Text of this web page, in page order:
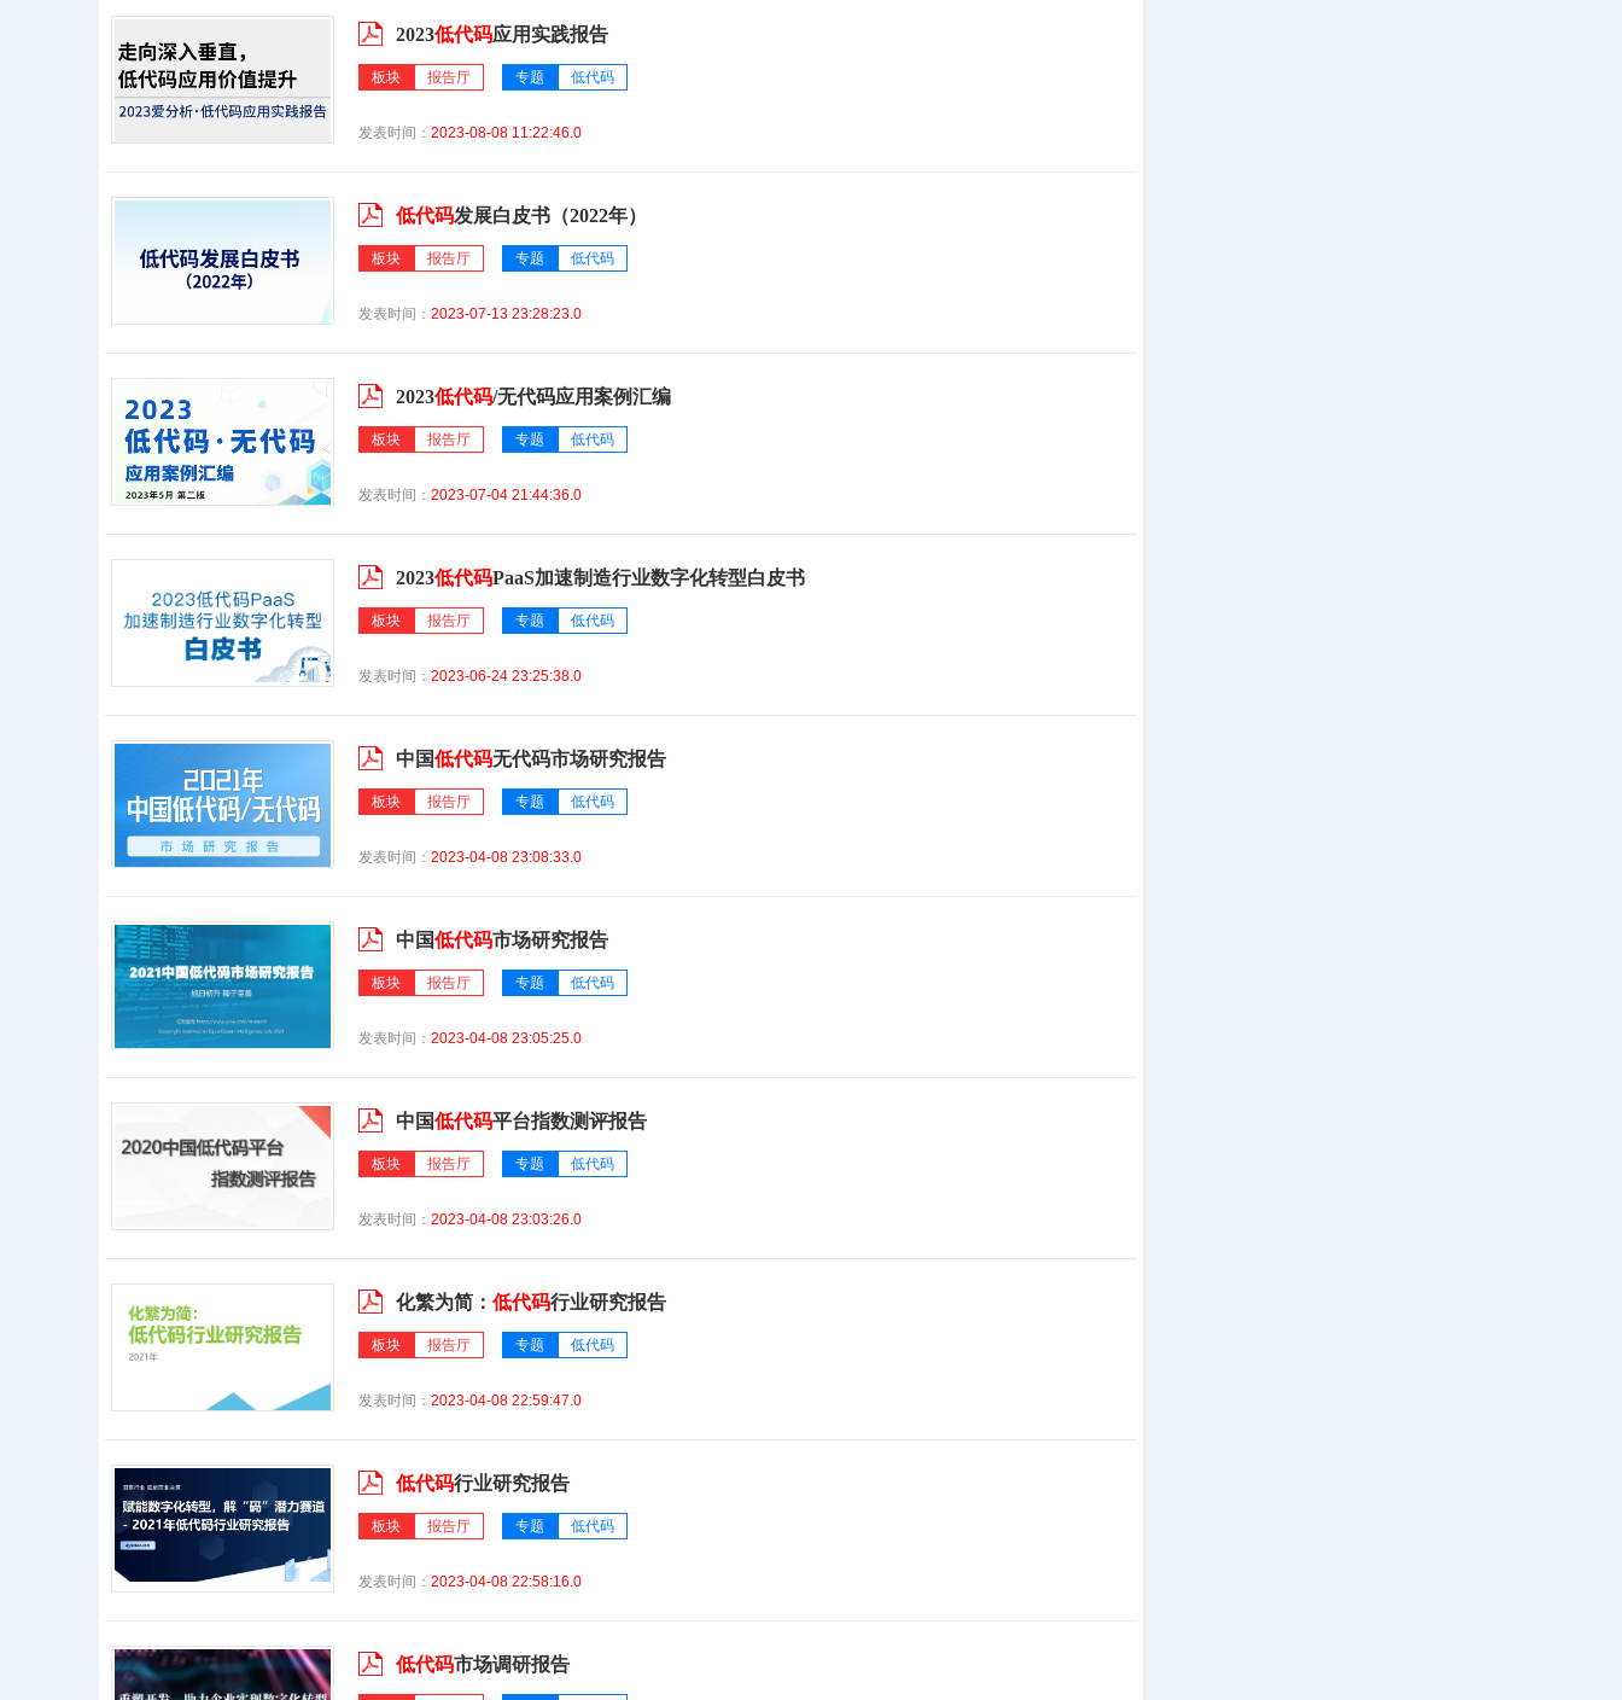
2023低代码应用实践报告
板块 报告厅 专题 低代码
发表时间： 2023-08-08 11:22:46.0
低代码发展白皮书（2022年）
板块 报告厅 专题 低代码
发表时间： 2023-07-13 23:28:23.0
2023低代码/无代码应用案例汇编
板块 报告厅 专题 低代码
发表时间： 2023-07-04 21:44:36.0
2023低代码PaaS加速制造行业数字化转型白皮书
板块 报告厅 专题 低代码
发表时间： 2023-06-24 23:25:38.0
中国低代码无代码市场研究报告
板块 报告厅 专题 低代码
发表时间： 2023-04-08 23:08:33.0
中国低代码市场研究报告
板块 报告厅 专题 低代码
发表时间： 2023-04-08 23:05:25.0
中国低代码平台指数测评报告
板块 报告厅 专题 低代码
发表时间： 2023-04-08 23:03:26.0
化繁为简： 低代码行业研究报告
板块 报告厅 专题 低代码
发表时间： 2023-04-08 22:59:47.0
低代码行业研究报告
板块 报告厅 专题 低代码
发表时间： 2023-04-08 22:58:16.0
低代码市场调研报告